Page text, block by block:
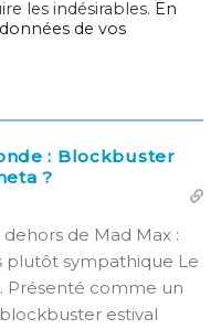
les indésirables. En
de vos
: Blockbuster
?
de Mad Max :
plutôt sympathique Le
Présenté comme un
estival